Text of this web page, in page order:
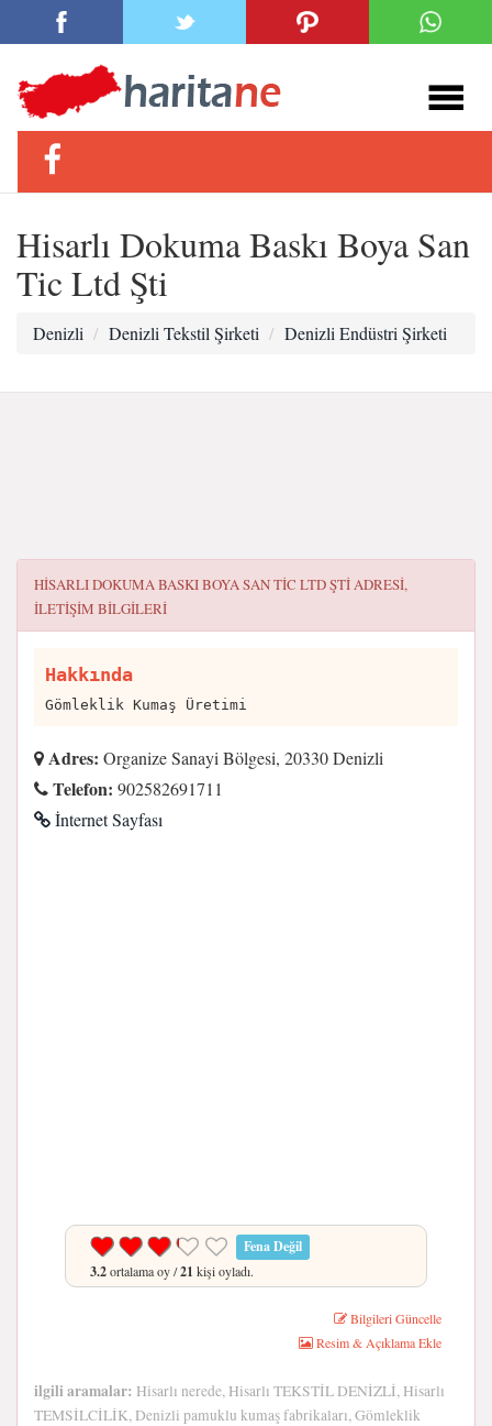
Hisarlı Dokuma Baskı Boya San
Tic Ltd Şti
Denizli Denizli Tekstil Şirketi Denizli Endüstri Şirketi
HISARLI DOKUMA BASKI BOYA SAN TIC LTD ŞTIADRESI,
ILETIŞIM BILGILERI
Hakkında
Gömleklik Kumaş Üretimi
Adres: Organize Sanayi Bölgesi, 20330 Denizli
Telefon: 902582691711
İnternet Sayfası
Fena Değil
3.2ortalama oy /21 kişi oyladı.
Bilgileri Güncelle
Resim & Açıklama Ekle
ilgili aramalar: Hisarlı nerede, Hisarlı TEKSTİL DENİZLİ, Hisarlı
TEMSİLCİLİK, Denizli pamuklu kumaş fabrikaları, Gömleklik